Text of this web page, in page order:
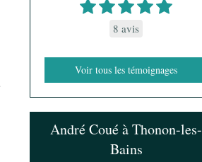
8 avis
Voir tous les témoignages
André Coué à Thonon-les-
Bains